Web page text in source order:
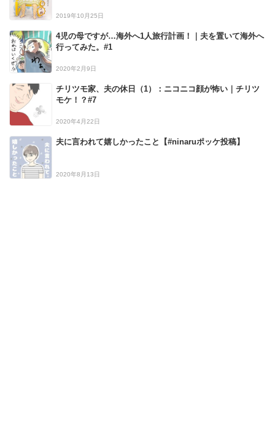
2019年10月25日
4児の母ですが…海外へ1人旅行計画！｜夫を置いて海外へ
行ってみた。#1
2020年2月9日
チリツモ家、夫の休日（1）：ニコニコ顔が怖い｜チリツ
モケ！？#7
2020年4月22日
夫に言われて嬉しかったこと【#ninaruポッケ投稿】
2020年8月13日